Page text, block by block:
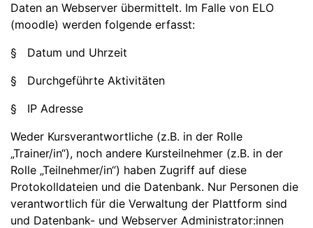
Daten an Webserver übermittelt. Im Falle von ELO
(moodle) werden folgende erfasst:
§ Datum und Uhrzeit
§ Durchgeführte Aktivitäten
§ IP Adresse
Weder Kursverantwortliche (z.B. in der Rolle
„Trainer/in“), noch andere Kursteilnehmer (z.B. in der
Rolle „Teilnehmer/in“) haben Zugriff auf diese
Protokolldateien und die Datenbank. Nur Personen die
verantwortlich für die Verwaltung der Plattform sind
und Datenbank- und Webserver Administrator:innen